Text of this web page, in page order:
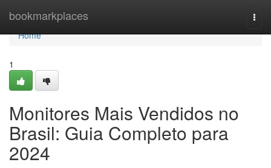
bookmarkplaces
Home
Home
1
Monitores Mais Vendidos no
Brasil: Guia Completo para
2024